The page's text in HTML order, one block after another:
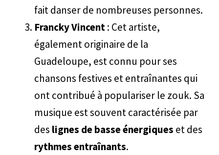
fait danser de nombreuses personnes.
Francky Vincent: Cet artiste,
également originaire de la
Guadeloupe, est connu pour ses
chansons festives et entraînantes qui
ont contribué à populariser le zouk. Sa
musique est souvent caractérisée par
des lignes de basse énergiques et des
rythmes entraînants.